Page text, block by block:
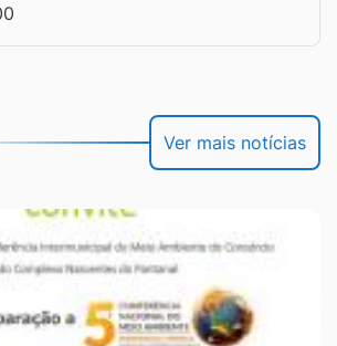
Ver mais notícias